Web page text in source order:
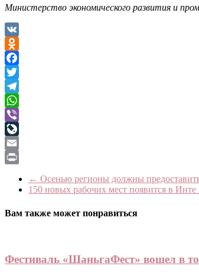
Министерство экономического развития и
VK
Odnoklassniki
Facebook
Twitter
Telegram
WhatsApp
Viber
LiveJournal
Email
← Осенью регионы должны
150 новых рабочих мест появится в
Вам также может понравиться
Фестиваль «ШаньгаФест» вошел в